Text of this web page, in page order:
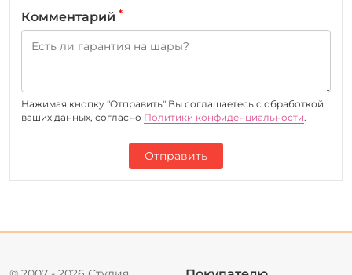
Комментарий *
Нажимая кнопку "Отправить" Вы соглашаетесь c обработкой
ваших данных, согласно Политики конфиденциальности.
Отправить